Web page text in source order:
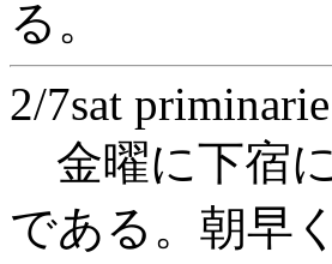
る。
2/7sat priminarie
金曜に下宿
である。朝早